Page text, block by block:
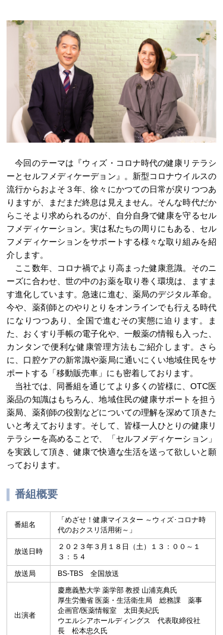
今回のテーマは『ウィズ・コロナ時代の健康リテラシ
ーとセルフメディケーデョン』。新型コロナウイルスの
流行からおよそ３年、徐々にかつての日常が戻りつつあ
りますが、まだまだ終息は見えません。そんな時代だか
らこそより求められるのが、自分自身で健康を守るセル
フメディケーション。実は私たちの周りにもある、セル
フメディケーションをサポートする様々な取り組みを紹
介します。
ここ数年、コロナ禍でより高まった健康意識。そのニ
ーズに合わせ、世の中のお薬を取り巻く環境は、ますま
す進化しています。急速に進む、薬局のデジタル革命。
今や、薬剤師とのやりとりをオンラインでも行える時代
になりつつあり、全国で進むその実態に迫ります。ま
た、おくすり手帳の電子化や、一般薬の情報も入った、
カンタンで便利な健康管理方法もご紹介します。さら
に、口腔ケアの新常識や薬局に通いにくい地域住民をサ
ポートする「移動販売車」にも密着しております。
当社では、同番組を通じてより多くの皆様に、OTC医
薬品の知識はもちろん、地域住民の健康サポートを担う
薬局、薬剤師の役割などについての理解を深めて頂きた
いと考えております。そして、皆様一人ひとりの健康リ
テラシーを高めることで、「セルフメディケーション」
を実践して頂き、健康で快適な生活を送って欲しいと願
っております。
番組概要
番組名
「めざせ！健康マイスター ～ウィズ･コロナ時
代のおクスリ活用術～」
放送日時
２０２３年３月１８日（土）１３：００～１
３：５４
放送局
BS-TBS 全国放送
出演者
慶應義塾大学 薬学部 教授 山浦克典氏
厚生労働省 医薬・生活衛生局 総務課 薬事
企画官/医薬情報室 太田美紀氏
ウエルシアホールディングス 代表取締役社
長 松本忠久氏